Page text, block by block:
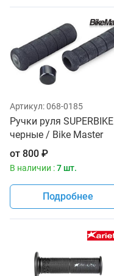
Артикул:068-0185
Ручки руля SUPERBIKE
черные / Bike Master
от 800 ₽
В наличии :7 шт.
Подробнее